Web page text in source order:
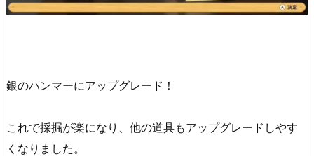
銀のハンマーにアップグレード！
これで採掘が楽になり、他の道具もアップグレードしやす
くなりました。